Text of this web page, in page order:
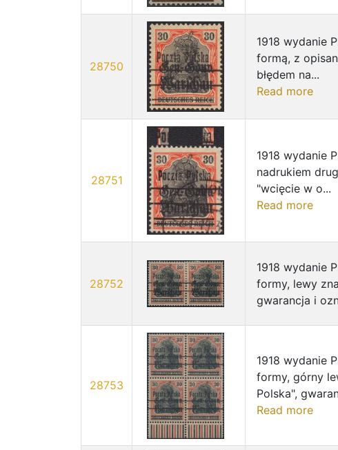
28750
1918 wydanie
formą, z
błędem na...
Read more
28751
1918 wydanie
nadrukiem
"wcięcie w o...
Read more
28752
1918 wydanie
formy, lewy
gwarancja i
28753
1918 wydanie
formy, górny
Polska",
Read more